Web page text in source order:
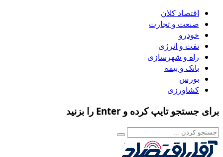
اقتصاد کلان
صنعت و تجارت
خودرو
نفت و انرژی
راه و شهرسازی
بانک و بیمه
بورس
کشاورزی
برای جستجو تایپ کرده و Enter را بزنید